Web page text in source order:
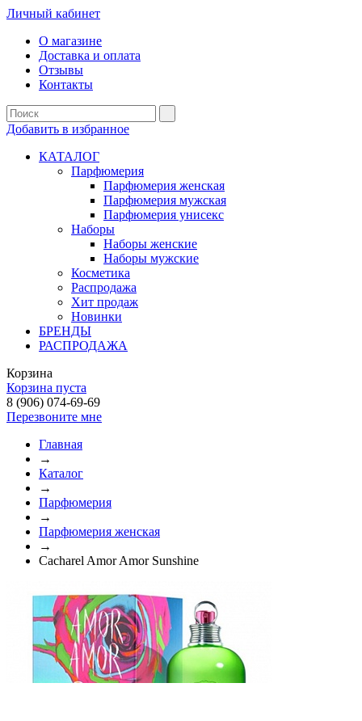
Личный кабинет
О магазине
Доставка и оплата
Отзывы
Контакты
Добавить в избранное
КАТАЛОГ
Парфюмерия
Парфюмерия женская
Парфюмерия мужская
Парфюмерия унисекс
Наборы
Наборы женские
Наборы мужские
Косметика
Распродажа
Хит продаж
Новинки
БРЕНДЫ
РАСПРОДАЖА
Корзина
Корзина пуста
8 (906) 074-69-69
Перезвоните мне
Главная
→
Каталог
→
Парфюмерия
→
Парфюмерия женская
→
Cacharel Amor Amor Sunshine